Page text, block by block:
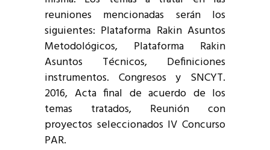
reuniones mencionadas serán los
siguientes: Plataforma Rakin Asuntos
Metodológicos, Plataforma Rakin
Asuntos Técnicos, Definiciones
instrumentos. Congresos y SNCYT.
2016, Acta final de acuerdo de los
temas tratados, Reunión con
proyectos seleccionados IV Concurso
PAR.